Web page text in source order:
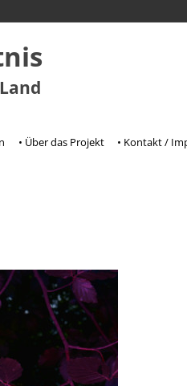
• Über das Projekt • Kontakt /